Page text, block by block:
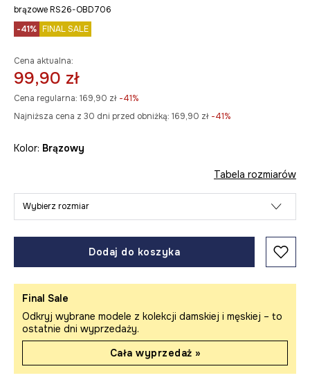
brązowe RS26-OBD706
-41% FINAL SALE
Cena aktualna:
99,90 zł
Cena regularna: 169,90 zł -41%
Najniższa cena z 30 dni przed obniżką: 169,90 zł -41%
Kolor: brązowy
Tabela rozmiarów
Wybierz rozmiar
Dodaj do koszyka
Final Sale
Odkryj wybrane modele z kolekcji damskiej i męskiej – to
ostatnie dni wyprzedaży.
Cała wyprzedaż »